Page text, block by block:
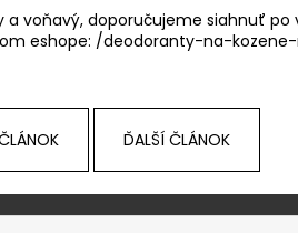
a voňavý, doporučujeme siahnuť
eshope: /deodoranty-na-
ĎALŠÍ ČLÁNOK